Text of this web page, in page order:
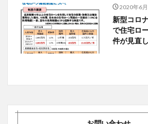
2020年6
新型コロ
で住宅ロ
件が見直し